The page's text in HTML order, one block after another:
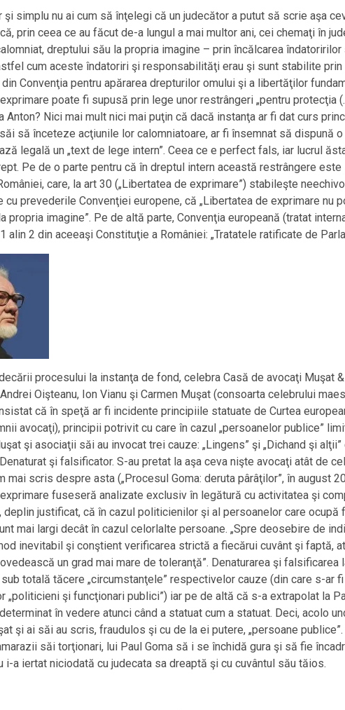
şi simplu nu ai cum să înţelegi că un judecător a putut să scrie aşa
prin ceea ce au făcut de-a lungul a mai multor ani, cei chemaţi în
dreptului său la propria imagine – prin încălcarea
cum aceste îndatoriri şi responsabilităţi erau şi sunt stabilite
Convenţia pentru apărarea drepturilor omului şi a libertăţilor
poate fi supusă prin lege unor restrângeri „pentru
Anton? Nici mai mult nici mai puţin că dacă instanţa ar fi dat curs
să înceteze acţiunile lor calomniatoare, ar fi însemnat să dispună
legală un „text de lege intern”. Ceea ce e perfect fals, iar lucrul
Pe de o parte pentru că în dreptul intern această restrângere
care, la art 30 („Libertatea de exprimare”) stabileşte
cu prevederile Convenţiei europene, că „Libertatea de exprimare nu
propria imagine”. Pe de altă parte, Convenţia europeană (tratat
alin 2 din aceeaşi Constituţie a României: „Tratatele ratificate de
procesului la instanţa de fond, celebra Casă de avocaţi Muşat
Oişteanu, Ion Vianu şi Carmen Muşat (consoarta celebrului
că în speţă ar fi incidente principiile statuate de Curtea
avocaţi), principii potrivit cu care în cazul „persoanelor publice”
şi asociaţii săi au invocat trei cauze: „Lingens” şi „Dichand şi
şi falsificator. S-au pretat la aşa ceva nişte avocaţi atât de
mai scris despre asta („Procesul Goma: deruta pârâţilor”, în
fuseseră analizate exclusiv în legătură cu activitatea şi
deplin justificat, că în cazul politicienilor şi al persoanelor care
mai largi decât în cazul celorlalte persoane. „Spre deosebire de
inevitabil şi conştient verificarea strictă a fiecărui cuvânt şi faptă,
un grad mai mare de toleranţă”. Denaturarea şi
totală tăcere „circumstanţele” respectivelor cauze (din care s-
„politicieni şi funcţionari publici”) iar pe de altă că s-a extrapolat la
în vedere atunci când a statuat cum a statuat. Deci, acolo
şi ai săi au scris, fraudulos şi cu de la ei putere, „persoane
săi torţionari, lui Paul Goma să i se închidă gura şi să fie
i-a iertat niciodată cu judecata sa dreaptă şi cu cuvântul său tăios.